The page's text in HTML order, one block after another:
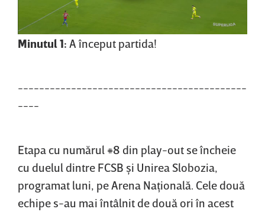
Minutul 1: A început partida!
-------------------------------------------
----
Etapa cu numărul #8 din play-out se încheie
cu duelul dintre FCSB şi Unirea Slobozia,
programat luni, pe Arena Naţională. Cele două
echipe s-au mai întâlnit de două ori în acest